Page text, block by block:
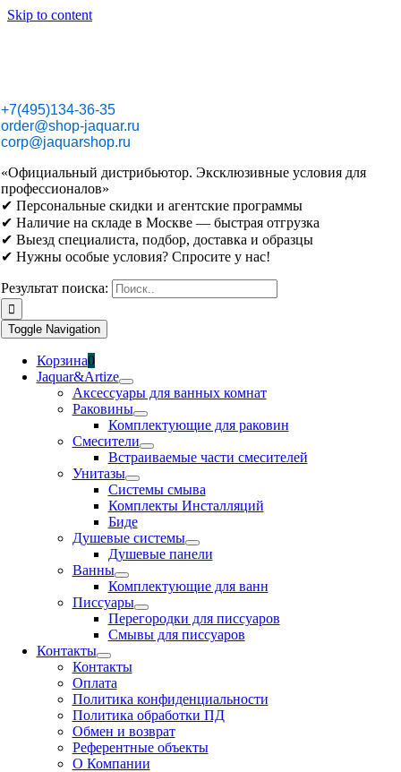
Skip to content
+7(495)134-36-35
order@shop-jaquar.ru
corp@jaquarshop.ru
«Официальный дистрибьютор. Эксклюзивные условия для
профессионалов»
✔ Персональные скидки и агентские программы
✔ Наличие на складе в Москве — быстрая отгрузка
✔ Выезд специалиста, подбор, доставка и образцы
✔ Нужны особые условия? Спросите у нас!
Результат поиска:
Toggle Navigation
Корзина0
Jaquar&Artize
Аксессуары для ванных комнат
Раковины
Комплектующие для раковин
Смесители
Встраиваемые части смесителей
Унитазы
Системы смыва
Комплекты Инсталляций
Биде
Душевые системы
Душевые панели
Ванны
Комплектующие для ванн
Писсуары
Перегородки для писсуаров
Смывы для писсуаров
Контакты
Контакты
Оплата
Политика конфиденциальности
Политика обработки ПД
Обмен и возврат
Референтные объекты
О Компании